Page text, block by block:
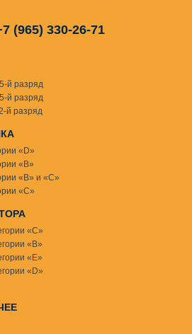
«С»
«В»
«Е»
«D»
«D»
«В»
«В» и «С»
«С»
й разряд
й разряд
й разряд
(965) 330-26-71